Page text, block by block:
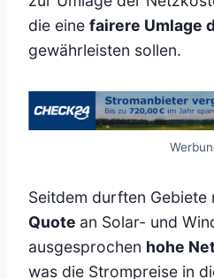
die eine fairere Umlage
gewährleisten sollen.
Seitdem durften Gebiete
Quote an Solar- und
ausgesprochen hohe
was die Strompreise in